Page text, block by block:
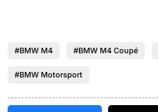
#BMW M4 #BMW M4 Coupé
#BMW Motorsport